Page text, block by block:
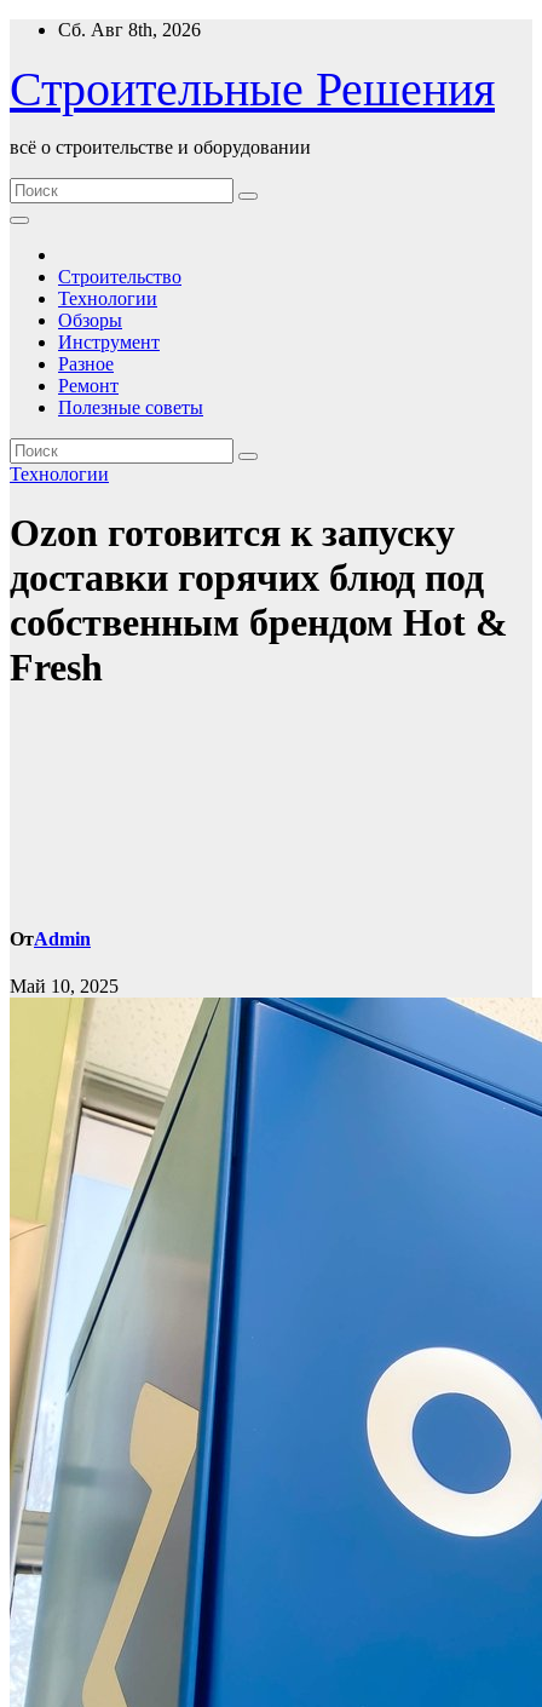
Перейти
содержимому
Сб. Авг 8th, 2026
Строительные Решения
всё о строительстве и оборудовании
Строительство
Технологии
Обзоры
Инструмент
Разное
Ремонт
Полезные советы
Технологии
Ozon готовится к запуску
доставки горячих блюд под
собственным брендом Hot &
Fresh
ОтAdmin
Май 10, 2025